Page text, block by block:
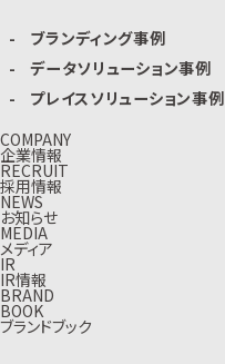
ブランディング事例
データソリューション事例
プレイスソリューション事例
COMPANY
企業情報
RECRUIT
採用情報
NEWS
お知らせ
MEDIA
メディア
IR
IR情報
BRAND
BOOK
ブランドブック